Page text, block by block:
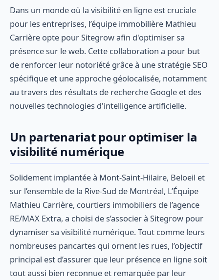
Dans un monde où la visibilité en ligne est cruciale
pour les entreprises, l’équipe immobilière Mathieu
Carrière opte pour Sitegrow afin d'optimiser sa
présence sur le web. Cette collaboration a pour but
de renforcer leur notoriété grâce à une stratégie SEO
spécifique et une approche géolocalisée, notamment
au travers des résultats de recherche Google et des
nouvelles technologies d'intelligence artificielle.
Un partenariat pour optimiser la
visibilité numérique
Solidement implantée à Mont-Saint-Hilaire, Beloeil et
sur l’ensemble de la Rive-Sud de Montréal, L’Équipe
Mathieu Carrière, courtiers immobiliers de l’agence
RE/MAX Extra, a choisi de s’associer à Sitegrow pour
dynamiser sa visibilité numérique. Tout comme leurs
nombreuses pancartes qui ornent les rues, l’objectif
principal est d’assurer que leur présence en ligne soit
tout aussi bien reconnue et remarquée par leur